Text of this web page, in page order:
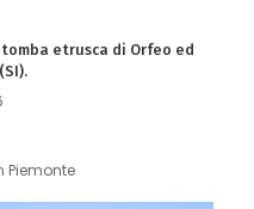
etrusca di Orfeo ed
Piemonte